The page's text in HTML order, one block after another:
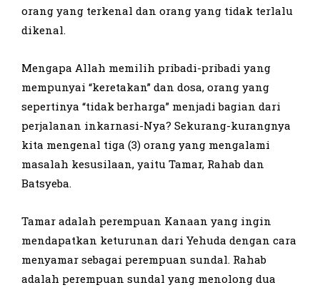
orang yang terkenal dan orang yang tidak terlalu
dikenal.
Mengapa Allah memilih pribadi-pribadi yang
mempunyai “keretakan” dan dosa, orang yang
sepertinya “tidak berharga” menjadi bagian dari
perjalanan inkarnasi-Nya? Sekurang-kurangnya
kita mengenal tiga (3) orang yang mengalami
masalah kesusilaan, yaitu Tamar, Rahab dan
Batsyeba.
Tamar adalah perempuan Kanaan yang ingin
mendapatkan keturunan dari Yehuda dengan cara
menyamar sebagai perempuan sundal. Rahab
adalah perempuan sundal yang menolong dua